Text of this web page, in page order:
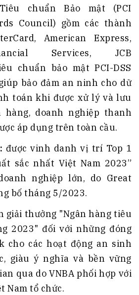
chuẩn Bảo mật (PCI
Council) gồm các thành
American Express,
Services, JCB
chuẩn bảo mật PCI-DSS
bảo đảm an ninh cho dữ
toán khi được xử lý và lưu
doanh nghiệp thanh
áp dụng trên toàn cầu.
được vinh danh vị trí Top 1
sắc nhất Việt Nam 2023”
nghiệp lớn, do Great
bố tháng 5/2023.
giải thưởng "Ngân hàng tiêu
2023" đối với những đóng
cho các hoạt động an sinh
giàu ý nghĩa và bền vững
qua do VNBA phối hợp với
Nam tổ chức.